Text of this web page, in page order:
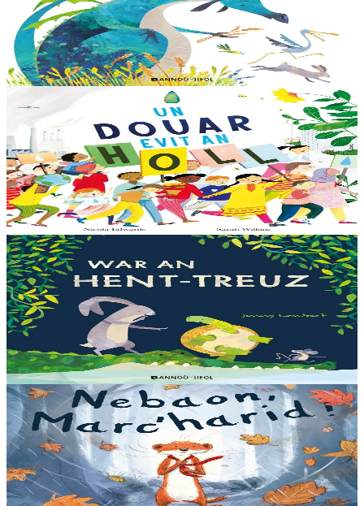
Dreistordinal eo ti nevez Eflammez. Bleunioù zo, geot flour hag
amezeien plijus-tre. Sur eo ?... - N’out ket evit chom amañ ! a huch
al loened all dezhi. Ha...
Er stok13,00 €
Bannoù-heol
Un douar evit an holl
Bras-divent eo hor planedenn ha kaer-meurbet ivez, met ezhomm he
deus ouzhin hag ouzhit. Reiñ da gompren gwelloc’h efedoù Mab-
den war hor planedenn a ra al levr kaer-mañ....
Er stok13,00 €
3 bloaz hag ouzhpenn
Bannoù-heol
War an hent-treuz
Piv a oar peseurt loened a c’haller gwelet er paludoù pa vez an noz
o serriñ ?... N’eus krokodil ebet avat. Peursur eo Logodennig. N’eo
ket ken sur he mignoned...
Er stok13,00 €
3 bloaz hag ouzhpenn
Bannoù-heol
Nebaon, Marc'harid !
An avel, ar glav... Ne blij ket tamm enet da Varc'harid Koant...
Spontet-mik e vez bewech zoken. Daoust ha Lagadeg, he mignonez
nevez, a zeuio a-benn da lakaat...